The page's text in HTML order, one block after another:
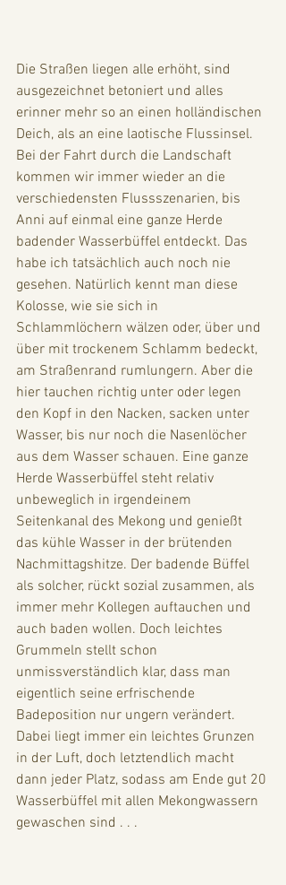
Die Straßen liegen alle erhöht, sind
ausgezeichnet betoniert und alles
erinner mehr so an einen holländischen
Deich, als an eine laotische Flussinsel.
Bei der Fahrt durch die Landschaft
kommen wir immer wieder an die
verschiedensten Flussszenarien, bis
Anni auf einmal eine ganze Herde
badender Wasserbüffel entdeckt. Das
habe ich tatsächlich auch noch nie
gesehen. Natürlich kennt man diese
Kolosse, wie sie sich in
Schlammlöchern wälzen oder, über und
über mit trockenem Schlamm bedeckt,
am Straßenrand rumlungern. Aber die
hier tauchen richtig unter oder legen
den Kopf in den Nacken, sacken unter
Wasser, bis nur noch die Nasenlöcher
aus dem Wasser schauen. Eine ganze
Herde Wasserbüffel steht relativ
unbeweglich in irgendeinem
Seitenkanal des Mekong und genießt
das kühle Wasser in der brütenden
Nachmittagshitze. Der badende Büffel
als solcher, rückt sozial zusammen, als
immer mehr Kollegen auftauchen und
auch baden wollen. Doch leichtes
Grummeln stellt schon
unmissverständlich klar, dass man
eigentlich seine erfrischende
Badeposition nur ungern verändert.
Dabei liegt immer ein leichtes Grunzen
in der Luft, doch letztendlich macht
dann jeder Platz, sodass am Ende gut 20
Wasserbüffel mit allen Mekongwassern
gewaschen sind . . .